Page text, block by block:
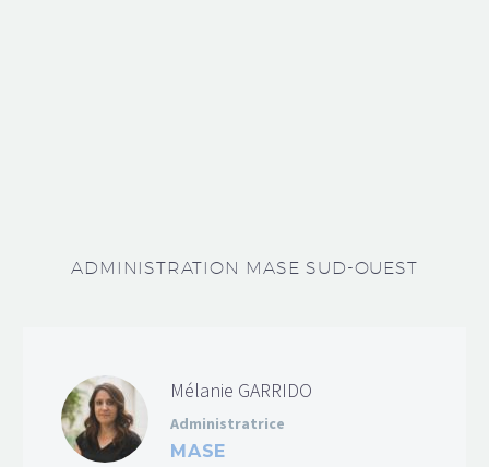
ADMINISTRATION MASE SUD-OUEST
Mélanie GARRIDO
Administratrice
MASE